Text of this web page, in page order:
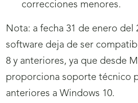
correcciones menores.
Nota: a fecha 31 de enero del
software deja de ser
8 y anteriores, ya que desde
proporciona soporte técnico
anteriores a Windows 10.